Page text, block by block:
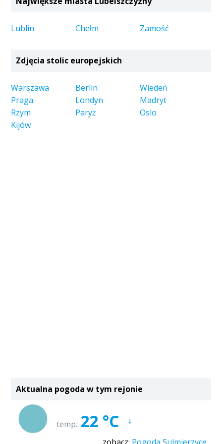
Lublin Chełm Zamość
Zdjęcia stolic europejskich
Warszawa Berlin
Wiedeń
Praga
Londyn
Madryt
Rzym
Paryż
Oslo
Kijów
Aktualna pogoda w tym rejonie
temp.: 22 °C